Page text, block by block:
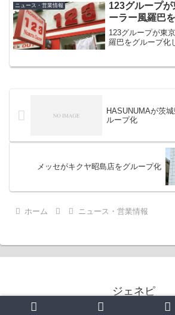
ニュース・営業情報
123グループ
ーラー風羅巴
123グループが東
羅巴をグループ化
HASUNUMAが茨
ループ化
メッセがキクヤ昭島店をグループ化
ホーム ニュース・営業情報
ジェネピ
© 2015 ジェネピ.